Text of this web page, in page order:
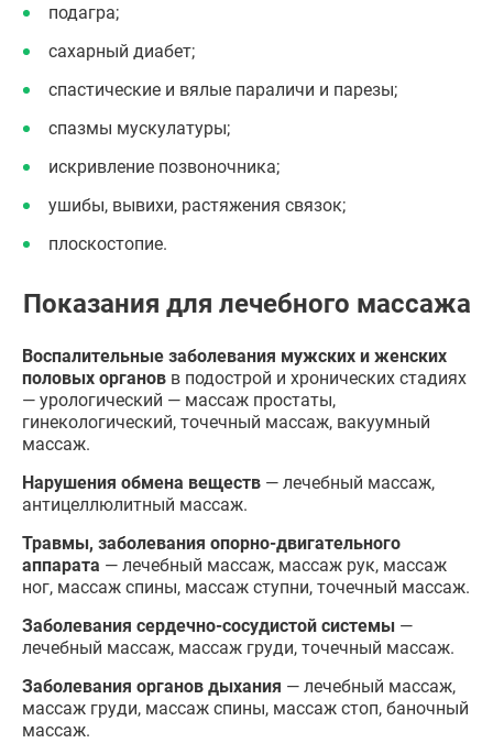
подагра;
сахарный диабет;
спастические и вялые параличи и парезы;
спазмы мускулатуры;
искривление позвоночника;
ушибы, вывихи, растяжения связок;
плоскостопие.
Показания для лечебного массажа
Воспалительные заболевания мужских и женских
половых органов в подострой и хронических стадиях
— урологический — массаж простаты,
гинекологический, точечный массаж, вакуумный
массаж.
Нарушения обмена веществ — лечебный массаж,
антицеллюлитный массаж.
Травмы, заболевания опорно-двигательного
аппарата — лечебный массаж, массаж рук, массаж
ног, массаж спины, массаж ступни, точечный массаж.
Заболевания сердечно-сосудистой системы —
лечебный массаж, массаж груди, точечный массаж.
Заболевания органов дыхания — лечебный массаж,
массаж груди, массаж спины, массаж стоп, баночный
массаж.